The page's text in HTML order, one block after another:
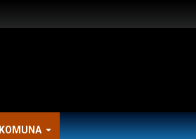
KOMUNA